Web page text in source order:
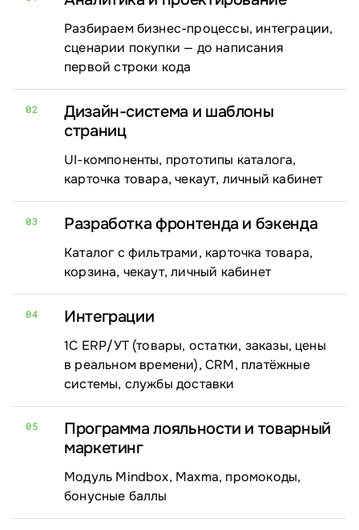
Разбираем бизнес-процессы, интеграции,
сценарии покупки — до написания
первой строки кода
02
Дизайн-система и шаблоны
страниц
UI-компоненты, прототипы каталога,
карточка товара, чекаут, личный кабинет
03 Разработка фронтенда и бэкенда
Каталог с фильтрами, карточка товара,
корзина, чекаут, личный кабинет
04 Интеграции
1С ERP/⁠УТ (товары, остатки, заказы, цены
в реальном времени), CRM, платёжные
системы, службы доставки
05
Программа лояльности и товарный
маркетинг
Модуль Mindbox, Maxma, промокоды,
бонусные баллы